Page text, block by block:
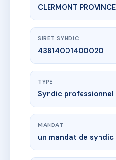
CLERMONT PROVINCE
SIRET SYNDIC
43814001400020
TYPE
Syndic professionnel
MANDAT
un mandat de syndic